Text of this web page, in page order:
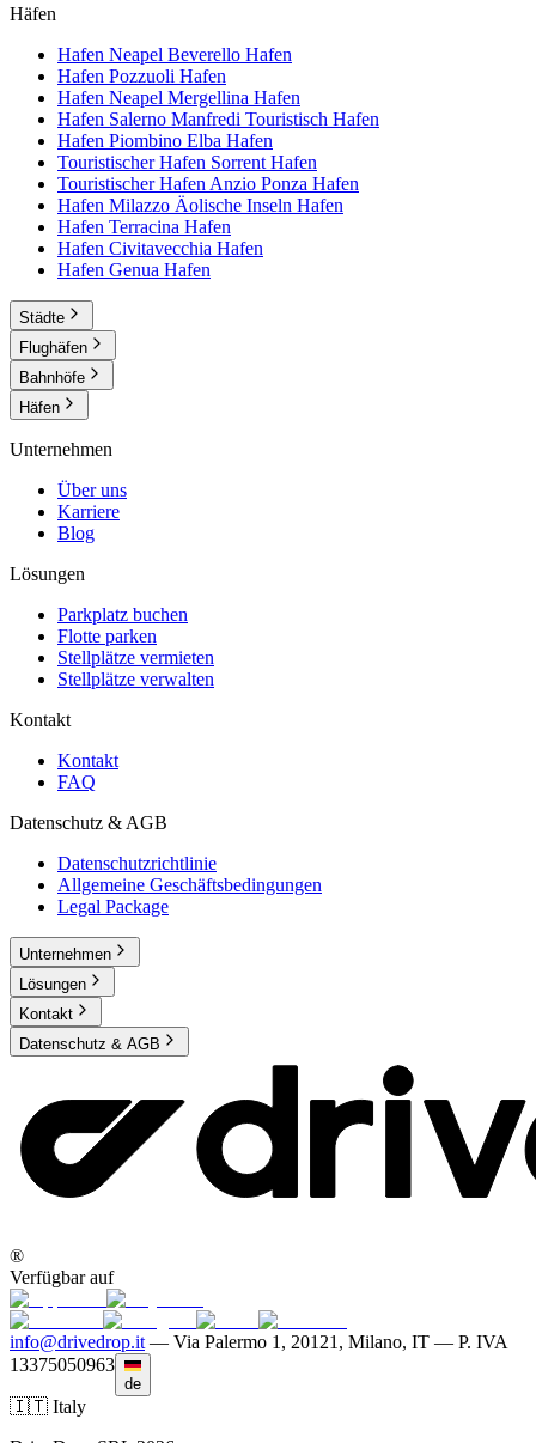
Häfen
Hafen Neapel Beverello Hafen
Hafen Pozzuoli Hafen
Hafen Neapel Mergellina Hafen
Hafen Salerno Manfredi Touristisch Hafen
Hafen Piombino Elba Hafen
Touristischer Hafen Sorrent Hafen
Touristischer Hafen Anzio Ponza Hafen
Hafen Milazzo Äolische Inseln Hafen
Hafen Terracina Hafen
Hafen Civitavecchia Hafen
Hafen Genua Hafen
Städte
Flughäfen
Bahnhöfe
Häfen
Unternehmen
Über uns
Karriere
Blog
Lösungen
Parkplatz buchen
Flotte parken
Stellplätze vermieten
Stellplätze verwalten
Kontakt
Kontakt
FAQ
Datenschutz & AGB
Datenschutzrichtlinie
Allgemeine Geschäftsbedingungen
Legal Package
Unternehmen
Lösungen
Kontakt
Datenschutz & AGB
®
Verfügbar auf
info@drivedrop.it — Via Palermo 1, 20121, Milano, IT — P. IVA
13375050963
de
🇮🇹 Italy